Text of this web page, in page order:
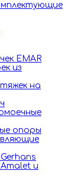
EMAR
из
на
опоры
и